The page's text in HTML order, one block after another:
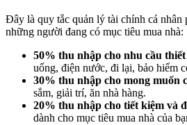
Đây là quy tắc quản lý tài chính cá nhân
những người đang có mục tiêu mua nhà:
50% thu nhập cho nhu cầu thiết
uống, điện nước, đi lại, bảo hiểm
30% thu nhập cho mong muốn
sắm, giải trí, ăn nhà hàng.
20% thu nhập cho tiết kiệm và
dành cho mục tiêu mua nhà của